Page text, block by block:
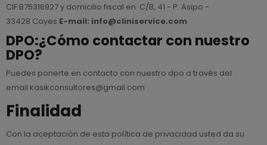
CIF:B75316927 y domicilio fiscal en C/B, 41 - P. Asipo -
33428 Cayes E-mail: info@cliniservice.com
DPO:¿Cómo contactar con nuestro
DPO?
Puedes ponerte en contacto con nuestro dpo a través del
email kasikconsultores@gmail.com
Finalidad
Con la aceptación de esta política de privacidad usted da su